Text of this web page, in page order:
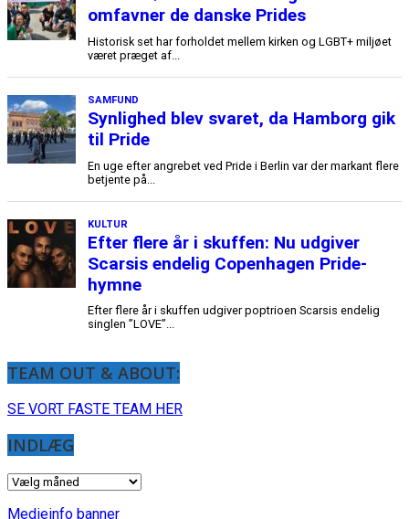
TEAM OUT & ABOUT:
SE VORT FASTE TEAM HER
INDLÆG
INDLÆG
Medieinfo banner